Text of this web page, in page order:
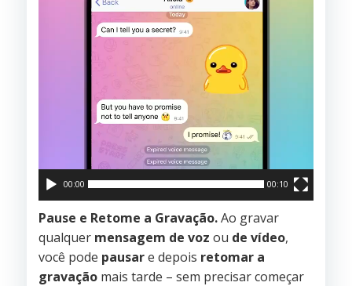
00:00 00:10
Pause e Retome a Gravação.Ao gravar
qualquer mensagem de voz ou de vídeo,
você pode pausare depois retomar a
gravação mais tarde – sem precisar começar